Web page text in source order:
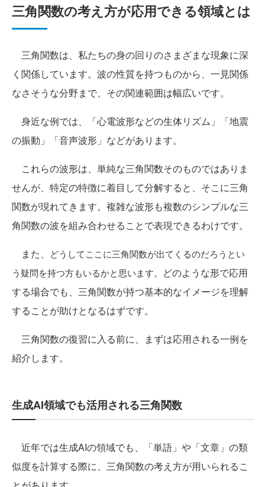
三角関数の考え方が応用できる領域とは
三角関数は、私たちの身の回りのさまざまな現象に深
く関係しています。波の性質を持つものから、一見関係
なさそうな分野まで、その関連範囲は幅広いです。
身近な例では、「心電波形などの生体リズム」「地震
の振動」「音声波形」などがあります。
これらの波形は、単純な三角関数そのものではありま
せんが、特定の特徴に着目して分解すると、そこに三角
関数が現れてきます。複雑な波形も複数のシンプルな三
角関数の波を組み合わせることで表現できるわけです。
また、
どうしてここに三角関数が出てくるのだろうとい
う疑問を持つ方もいるかと思います。 どのような形で応用
する場合でも、三角関数が持つ基本的なイメージを理解
することが助けとなるはずです。
三角関数の復習に入る前に、まずは応用される一例を
紹介します。
生成AI領域でも活用される三角関数
近年では生成AIの領域でも、「単語」や「文章」の類
似度を計算する際に、三角関数の考え方が用いられるこ